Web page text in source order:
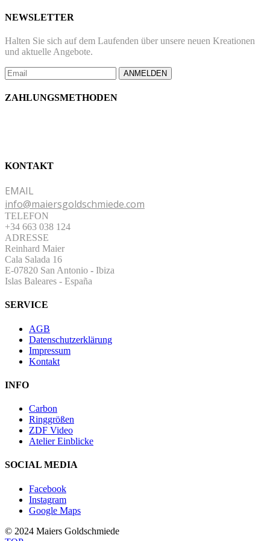
NEWSLETTER
Halten Sie sich auf dem Laufenden über unsere neuen Kreationen
und aktuelle Angebote.
ANMELDEN
ZAHLUNGSMETHODEN
KONTAKT
EMAIL
info@maiersgoldschmiede.com
TELEFON
+34 663 038 124
ADRESSE
Reinhard Maier
Cala Salada 16
E-07820 San Antonio - Ibiza
Islas Baleares - España
SERVICE
AGB
Datenschutzerklärung
Impressum
Kontakt
INFO
Carbon
Ringgrößen
ZDF Video
Atelier Einblicke
SOCIAL MEDIA
Facebook
Instagram
Google Maps
© 2024 Maiers Goldschmiede